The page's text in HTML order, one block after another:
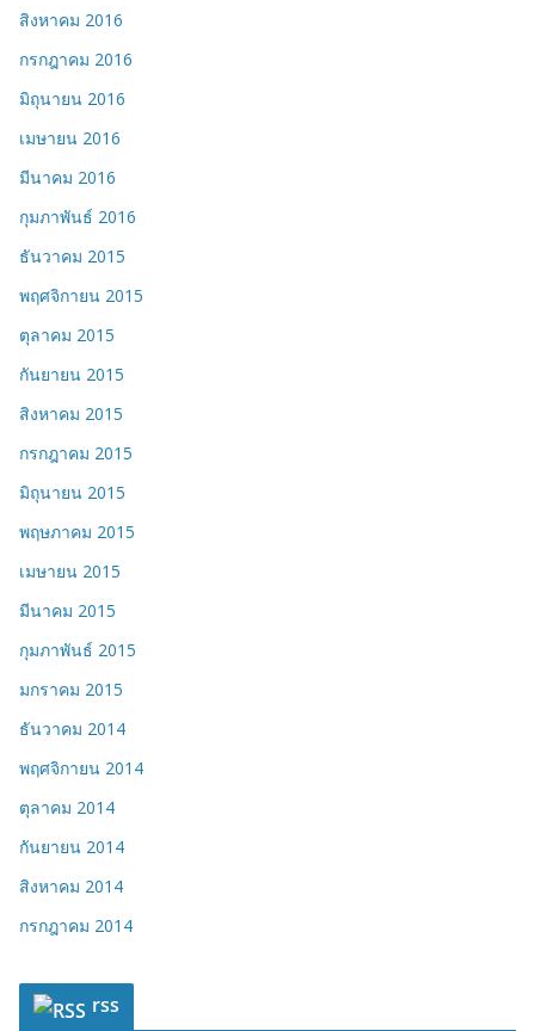
สิงหาคม 2016
กรกฎาคม 2016
มิถุนายน 2016
เมษายน 2016
มีนาคม 2016
กุมภาพันธ์ 2016
ธันวาคม 2015
พฤศจิกายน 2015
ตุลาคม 2015
กันยายน 2015
สิงหาคม 2015
กรกฎาคม 2015
มิถุนายน 2015
พฤษภาคม 2015
เมษายน 2015
มีนาคม 2015
กุมภาพันธ์ 2015
มกราคม 2015
ธันวาคม 2014
พฤศจิกายน 2014
ตุลาคม 2014
กันยายน 2014
สิงหาคม 2014
กรกฎาคม 2014
rss